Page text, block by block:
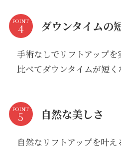
POINT ダウンタイムの
手術なしでリフトアップ
比べてダウンタイムが短く
POINT 自然な美しさ
自然なリフトアップを叶